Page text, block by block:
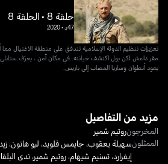
حلقة 8 • الحلقة 8
47د •
2020
تعزيزات تنظيم الدولة الإسلامية تتدفق على منطقة الاغتيال مما
مقر داعش لكن بول اكتشف خيانته. في مكان آمن ، يعرّف ستانلي
يعود أنطوان وساريا المصاب إلى باريس.
مزيد من التفاصيل
المخرجونروتيم شمير
الممثلونسهيلة يعقوب، جايمس فلويد، ليو هاتون،
إيفرارد،تسنيم شيهام،روتيم شمير،ندى